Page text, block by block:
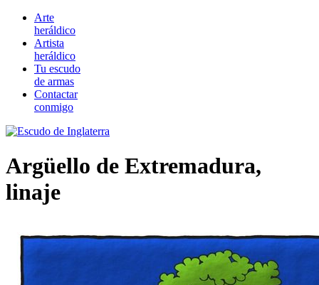
Arte
heráldico
Artista
heráldico
Tu escudo
de armas
Contactar
conmigo
Argüello de Extremadura,
linaje